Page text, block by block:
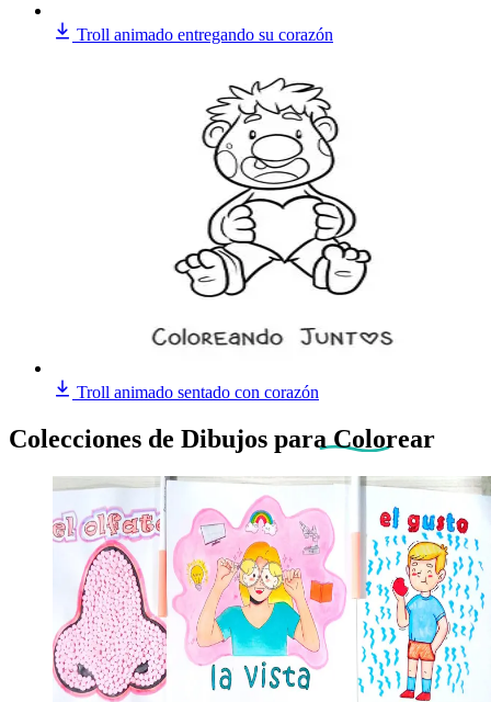
Troll animado entregando su corazón
Troll animado sentado con corazón
Colecciones de Dibujos para Colorear